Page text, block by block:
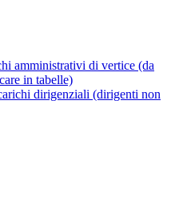
amministrativi di vertice (da
in tabelle)
dirigenziali (dirigenti non